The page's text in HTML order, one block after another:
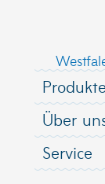
Produkte
Über
Service